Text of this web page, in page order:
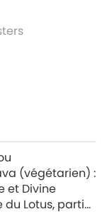
(végétarien) :
et Divine
Lotus, partie